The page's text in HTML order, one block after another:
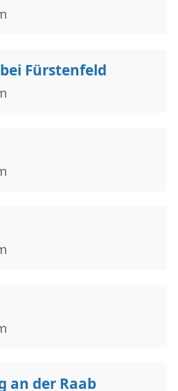
Fürstenfeld
an der Raab